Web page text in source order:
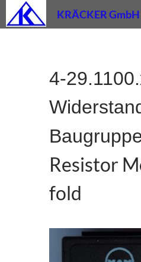
Inhalt
KRÄCKER GmbH
Suchen
4-
Resistor
fold